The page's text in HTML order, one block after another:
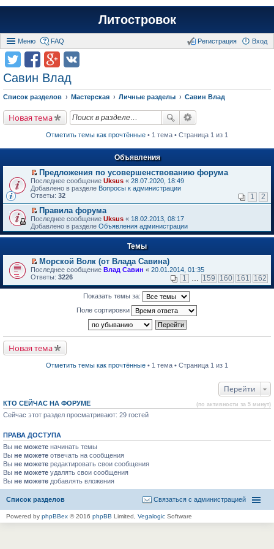
Литостровок
Меню FAQ Вход
Регистрация
Савин Влад
Список разделов Мастерская Личные разделы Савин Влад
Новая тема
Отметить темы как прочтённые • 1 тема • Страница 1 из 1
Объявления
П
е
р
й
т
и
к
п
в
о
м
у
н
т
а
н
о
о
б
н
ю
Предложения по усовершенствованию форума
Последнее сообщение Uksus « 28.07.2020, 18:49
Добавлено в разделе Вопросы к администрации
Ответы: 32 1 2
П
е
р
е
т
и
к
п
р
п
р
о
н
о
м
о
о
щ
е
н
и
ю
Правила форума
Последнее сообщение Uksus « 18.02.2013, 08:17
Добавлено в разделе Объявления администрации
Темы
П
е
е
р
в
о
р
о
ч
а
н
н
о
м
у
с
о
б
щ
е
н
Морской Волк (от Влада Савина)
Последнее сообщение Влад Савин « 20.01.2014, 01:35
Ответы: 3226 1 … 159 160 161 162
Показать темы за:
Поле сортировки
Новая тема
Отметить темы как прочтённые • 1 тема • Страница 1 из 1
Перейти
КТО СЕЙЧАС НА ФОРУМЕ (по активности за 5 минут)
Сейчас этот раздел просматривают: 29 гостей
ПРАВА ДОСТУПА
Вы не можете начинать темы
Вы не можете отвечать на сообщения
Вы не можете редактировать свои сообщения
Вы не можете удалять свои сообщения
Вы не можете добавлять вложения
Список разделов Связаться с администрацией
Powered by phpBBex © 2016 phpBB Limited, Vegalogic Software